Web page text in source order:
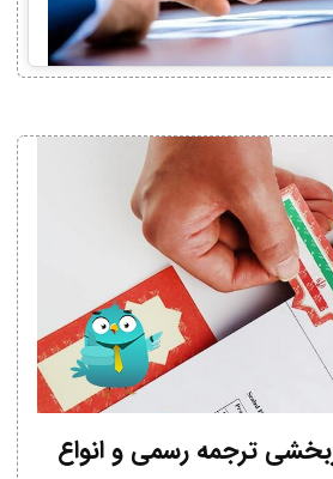
ترجمه رسمی و انواع